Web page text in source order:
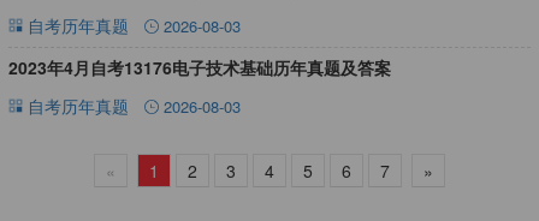
自考历年真题
2026-08-03
2023年4月自考13176电子技术基础历年真题及答案
自考历年真题
2026-08-03
« 1 2 3 4 5 6 7 »